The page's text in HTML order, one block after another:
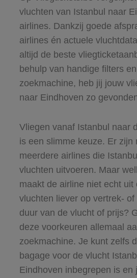
vluchten van Istanbul naar
airlines. Dankzij goede
airlines én actuele
altijd de beste
behulp van handige filters
zoekmachine, heb jij jouw
naar Eindhoven zo
Vliegen vanaf Istanbul naar
is een slimme keuze. Er zijn
meerdere airlines die
vluchten uitvoeren. Maar
maakt de airline niet echt uit
vluchten liever op vertrek-
duur van de vlucht of prijs?
deze voorkeuren allemaal
zoekmachine. Je kunt zelfs
bagage voor de vlucht
Eindhoven inbegrepen is en